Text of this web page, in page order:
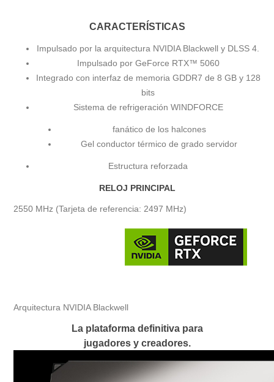
CARACTERÍSTICAS
Impulsado por la arquitectura NVIDIA Blackwell y DLSS 4.
Impulsado por GeForce RTX™ 5060
Integrado con interfaz de memoria GDDR7 de 8 GB y 128
bits
Sistema de refrigeración WINDFORCE
fanático de los halcones
Gel conductor térmico de grado servidor
Estructura reforzada
RELOJ PRINCIPAL
2550 MHz (Tarjeta de referencia: 2497 MHz)
Arquitectura NVIDIA Blackwell
La plataforma definitiva para
jugadores y creadores.